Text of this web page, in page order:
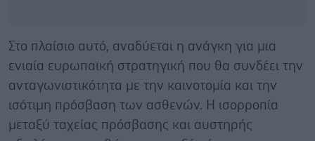
Στο πλαίσιο αυτό, αναδύεται η ανάγκη για μια
ενιαία ευρωπαϊκή στρατηγική που θα συνδέει την
ανταγωνιστικότητα με την καινοτομία και την
ισότιμη πρόσβαση των ασθενών. Η ισορροπία
μεταξύ ταχείας πρόσβασης και αυστηρής